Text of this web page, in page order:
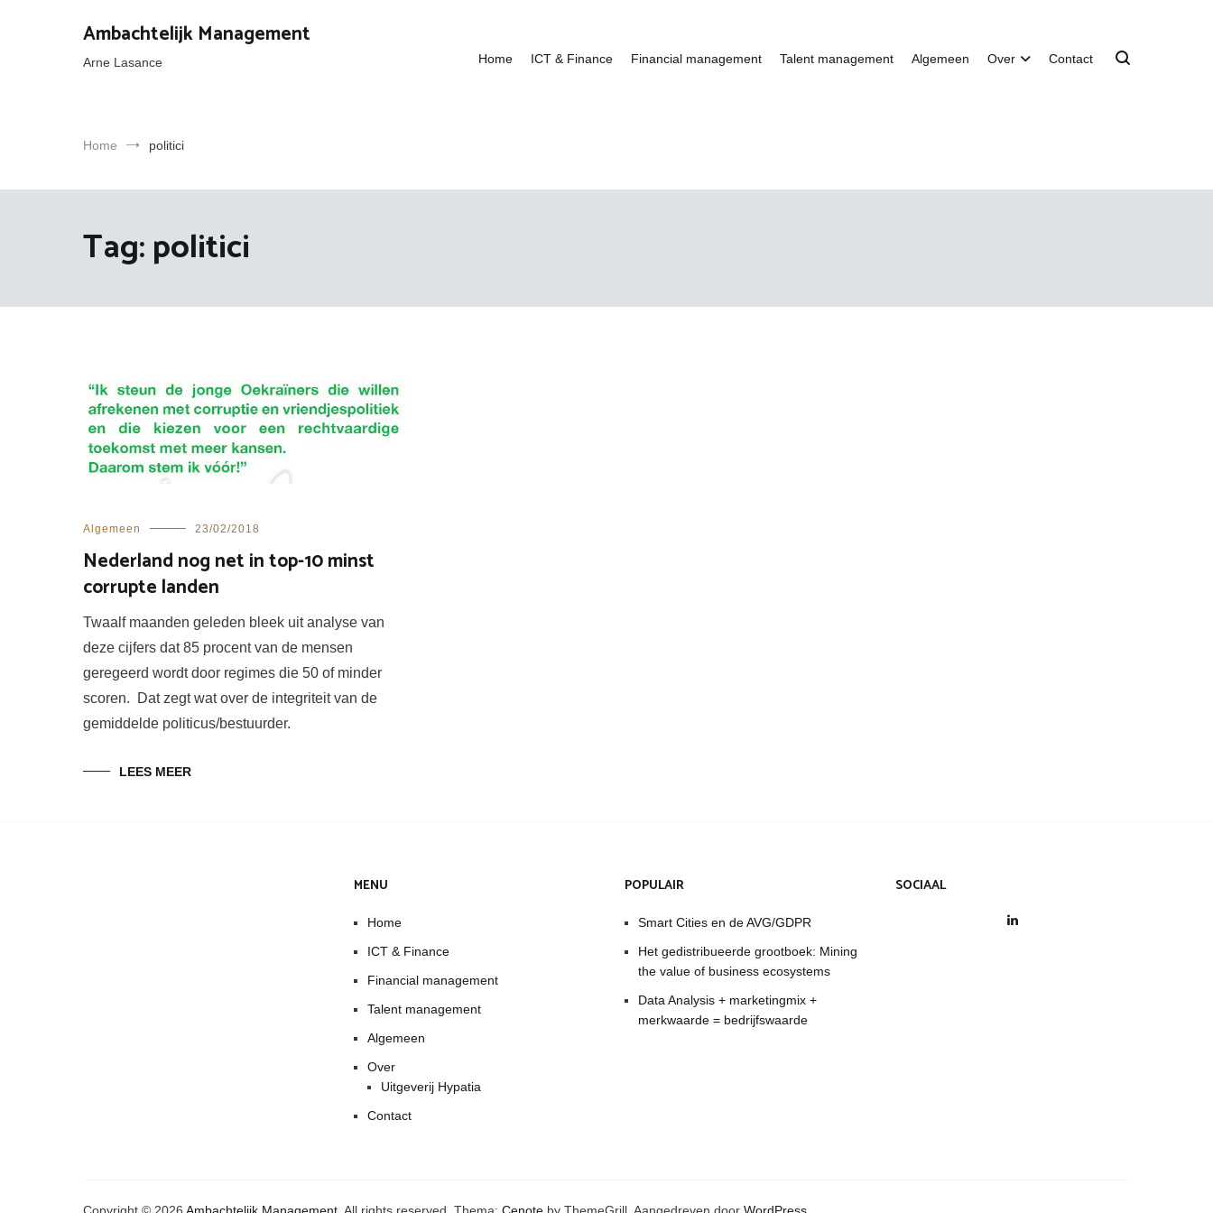
Ambachtelijk Management
Arne Lasance Home ICT & Finance Financial management Talent management Algemeen Over Contact
Home politici
Tag:politici
Algemeen 23/02/2018
Nederland nog net in top-10 minst
corrupte landen
Twaalf maanden geleden bleek uit analyse van
deze cijfers dat 85 procent van de mensen
geregeerd wordt door regimes die 50 of minder
scoren. Dat zegt wat over de integriteit van de
gemiddelde politicus/bestuurder.
LEES MEER
MENU
Home
ICT & Finance
Financial management
Talent management
Algemeen
Over
Uitgeverij Hypatia
Contact
POPULAIR
Smart Cities en de AVG/GDPR
Het gedistribueerde grootboek: Mining
the value of business ecosystems
Data Analysis + marketingmix +
merkwaarde = bedrijfswaarde
SOCIAAL